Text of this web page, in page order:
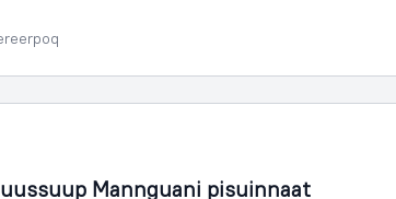
Mannguani pisuinnaat